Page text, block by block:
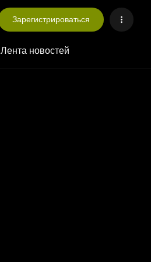
Зарегистрироваться
Лента новостей